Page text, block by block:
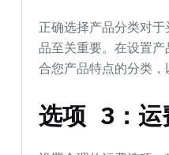
正确选择产品分类对
品至关重要。在设置
合您产品特点的分类，
选项 3：运